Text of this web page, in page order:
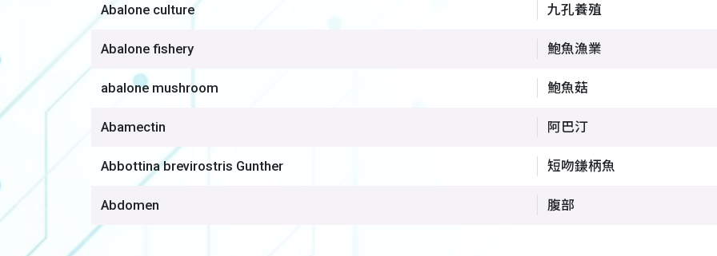
Abalone culture 九孔養殖
Abalone fishery 鮑魚漁業
abalone mushroom 鮑魚菇
Abamectin 阿巴汀
Abbottina brevirostris Gunther 短吻鎌柄魚
Abdomen 腹部